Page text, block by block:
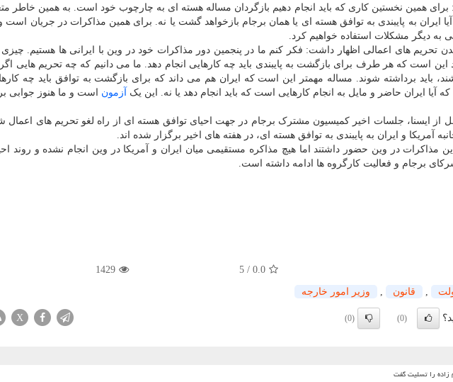
برای همین نخستین کاری که باید انجام دهیم بازگردان مساله هسته ای به چارچوب خود است. به همین خاطر
آیا ایران به پایبندی به توافق هسته ای یا همان برجام بازخواهد گشت یا نه. برای همین مذاکرات در جریان است و
به دیگر مشکلات استفاده خواهیم کرد.
شدن تحریم های اعمالی اظهار داشت: فکر کنم ما در پنجمین دور مذاکرات خود در وین با ایرانی ها هستیم.
است که هر طرف برای بازگشت به پایبندی باید چه کارهایی انجام دهد. ما می دانیم که چه تحریم هایی اگر
باید برداشته شوند. مساله مهمتر این است که ایران هم می داند که برای بازگشت به توافق باید چه
که آیا ایران حاضر و مایل به انجام کارهایی است که باید انجام دهد یا نه. این یک
آزمون است و ما هنوز جوابی
از ایسنا، جلسات اخیر کمیسیون مشترک برجام در جهت احیای توافق هسته ای از راه لغو تحریم های اعمال
آمریکا و ایران به پایبندی به توافق هسته ای، در هفته های اخیر برگزار شده اند.
مذاکرات در وین حضور داشتند اما هیچ مذاکره مستقیمی میان ایران و آمریکا در وین انجام نشده و روند
برجام و فعالیت کارگروه ها ادامه داشته است.
0.0
/
5
1429
قانون وزیر امور خارجه
(0)
(0)
X
زاده را تسلیت گفت